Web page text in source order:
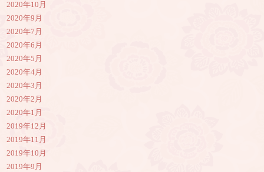
2020年10月
2020年9月
2020年7月
2020年6月
2020年5月
2020年4月
2020年3月
2020年2月
2020年1月
2019年12月
2019年11月
2019年10月
2019年9月